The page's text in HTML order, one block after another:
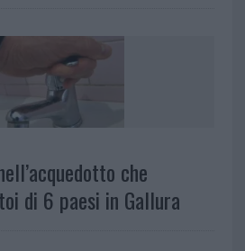
che
di 6 paesi in Gallura